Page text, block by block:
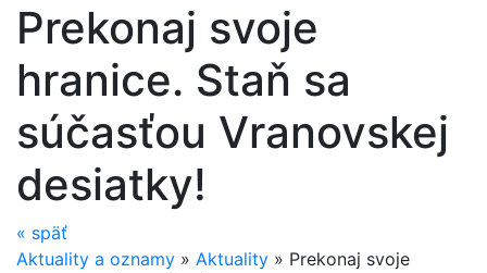
Prekonaj svoje
hranice. Staň sa
súčasťou Vranovskej
desiatky!
« späť
Aktuality a oznamy » Aktuality » Prekonaj svoje